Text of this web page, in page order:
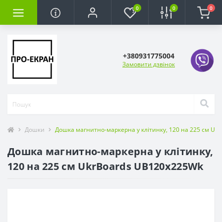
0 0 0
+380931775004
Замовити дзвінок
Дошки Дошка магнитно-маркерна у клітинку, 120 на 225 см
Дошка магнитно-маркерна у клітинку,
120 на 225 см UkrBoards UB120x225Wk